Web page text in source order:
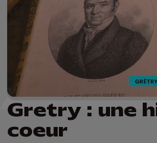
Gretry : une
coeur